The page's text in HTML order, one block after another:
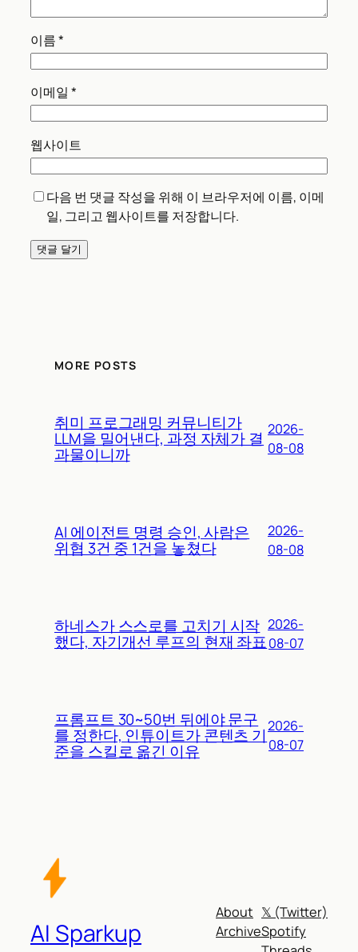
이름*
이메일 *
웹사이트
다음 번 댓글 작성을 위해 이 브라우저에 이름, 이메
일, 그리고 웹사이트를 저장합니다.
MORE POSTS
취미 프로그래밍 커뮤니티가
LLM을 밀어낸다, 과정 자체가 결
과물이니까
2026-
08-08
AI 에이전트 명령 승인, 사람은
위협 3건 중 1건을 놓쳤다
2026-
08-08
하네스가 스스로를 고치기 시작
했다, 자기개선 루프의 현재 좌표
2026-
08-07
프롬프트 30~50번 뒤에야 문구
를 정한다, 인튜이트가 콘텐츠 기
준을 스킬로 옮긴 이유
2026-
08-07
AI Sparkup
About
Archive
𝕏 (Twitter)
Spotify